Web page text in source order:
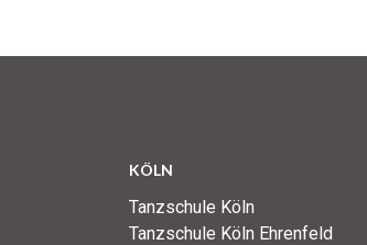
KÖLN
Tanzschule Köln
Tanzschule Köln Ehrenfeld